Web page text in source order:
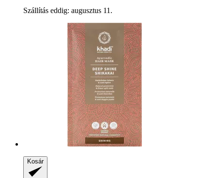
Szállítás eddig: augusztus 11.
Kosár